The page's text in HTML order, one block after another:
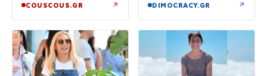
COUSCOUS.GR ↗ DIMOCRACY.GR ↗